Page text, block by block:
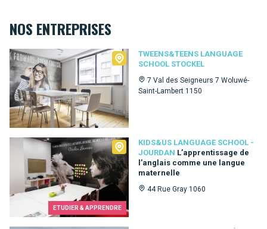
NOS ENTREPRISES
TWEENS&TEENS LANGUAGE
SCHOOL STOCKEL
7 Val des Seigneurs 7 Woluwé-
Saint-Lambert 1150
Tweens&Teens language school Stockel
ETUDIER & APPRENDRE
KIDS&US LANGUAGE SCHOOL -
JOURDAN L’apprentissage de
l’anglais comme une langue
maternelle
44 Rue Gray 1060
Kids&Us language school - Jourdan